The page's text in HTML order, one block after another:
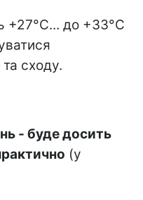
+27°C... до +33°C
сходу.
- буде досить
(у